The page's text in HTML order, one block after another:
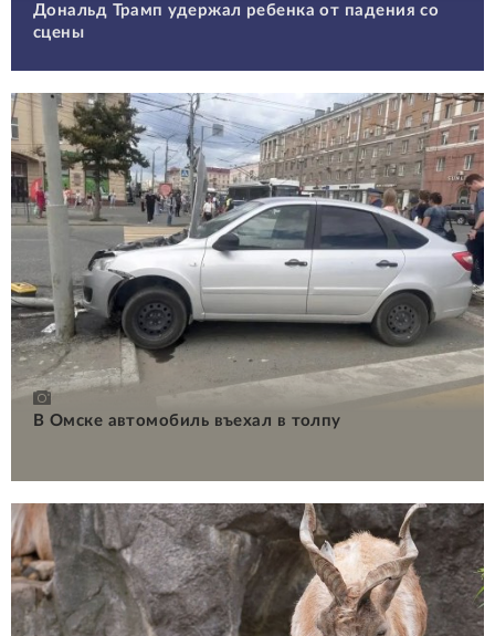
Дональд Трамп удержал ребенка от падения со
сцены
В Омске автомобиль въехал в толпу